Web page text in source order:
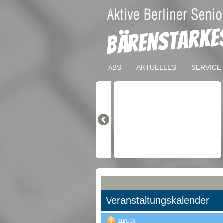
ABS AKTUELLES SERVICE
Veranstaltungskalender